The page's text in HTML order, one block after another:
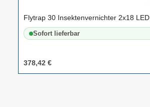
Flytrap 30 Insektenvernichter 2x18 LED
Sofort lieferbar
378,42 €